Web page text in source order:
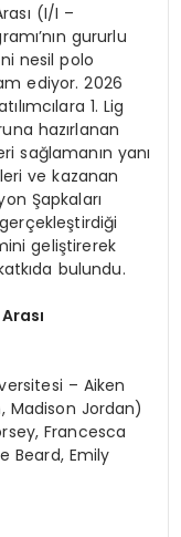
(I/I –
gururlu
nesil polo
ediyor. 2026
1. Lig
hazırlanan
sağlamanın yanı
ve kazanan
Şapkaları
geliştirerek
bulundu.
– Aiken
Madison Jordan)
Francesca
Beard, Emily